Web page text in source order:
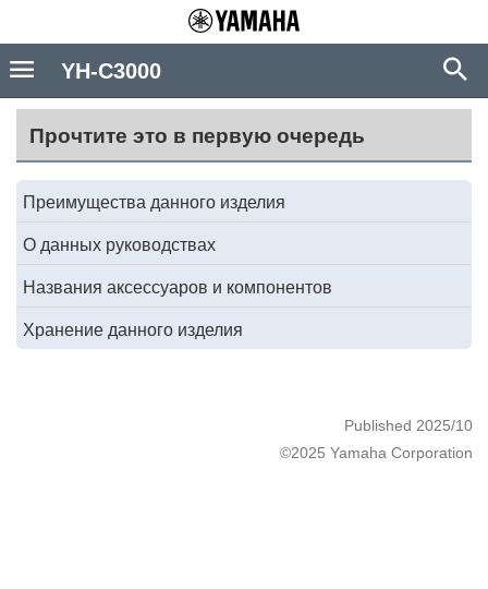
Прочтите это в первую очередь
Преимущества данного изделия
О данных руководствах
Названия аксессуаров и компонентов
Хранение данного изделия
Published 2025/10
©2025 Yamaha Corporation
YH-C3000